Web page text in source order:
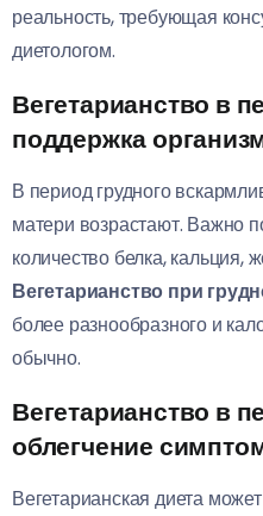
реальность, требующая
диетологом.
Вегетарианство в
поддержка
В период грудного
матери возрастают. Важно
количество белка, кальция,
Вегетарианство при
более разнообразного и
обычно.
Вегетарианство в
облегчение
Вегетарианская диета